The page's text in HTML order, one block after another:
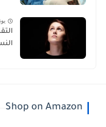
يونيو
Shop on Amazon